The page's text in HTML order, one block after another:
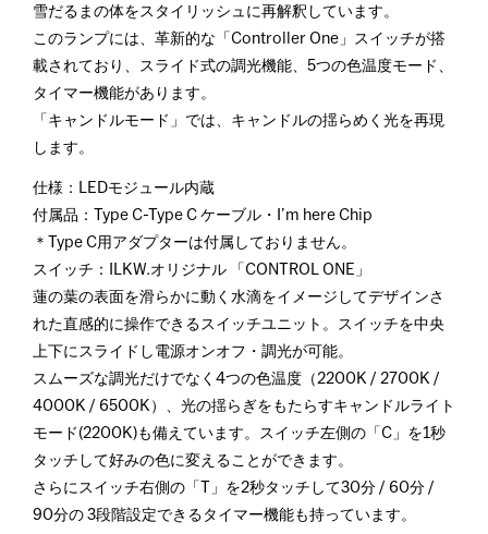
雪だるまの体をスタイリッシュに再解釈しています。
このランプには、革新的な「Controller One」スイッチが搭
載されており、スライド式の調光機能、5つの色温度モード、
タイマー機能があります。
「キャンドルモード」では、キャンドルの揺らめく光を再現
します。
仕様：LEDモジュール内蔵
付属品：Type C-Type C ケーブル・I’m here Chip
＊Type C用アダプターは付属しておりません。
スイッチ：ILKW.オリジナル 「CONTROL ONE」
蓮の葉の表面を滑らかに動く水滴をイメージしてデザインさ
れた直感的に操作できるスイッチユニット。スイッチを中央
上下にスライドし電源オンオフ・調光が可能。
スムーズな調光だけでなく4つの色温度（2200K / 2700K /
4000K / 6500K）、光の揺らぎをもたらすキャンドルライト
モード(2200K)も備えています。スイッチ左側の「C」を1秒
タッチして好みの色に変えることができます。
さらにスイッチ右側の「T」を2秒タッチして30分 / 60分 /
90分の 3段階設定できるタイマー機能も持っています。